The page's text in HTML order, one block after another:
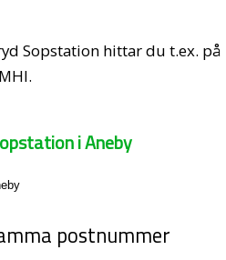
Sopstation hittar du t.ex. på
i Aneby
postnummer